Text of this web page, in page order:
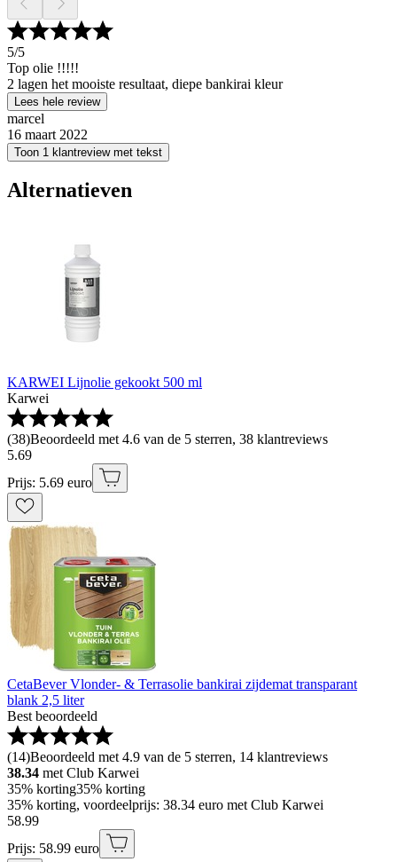
5/5
Top olie !!!!!
2 lagen het mooiste resultaat, diepe bankirai kleur
Lees hele review
marcel
16 maart 2022
Toon 1 klantreview met tekst
Alternatieven
KARWEI Lijnolie gekookt 500 ml
Karwei
(38)Beoordeeld met 4.6 van de 5 sterren, 38 klantreviews
5.69
Prijs: 5.69 euro
CetaBever Vlonder- & Terrasolie bankirai zijdemat transparant
blank 2,5 liter
Best beoordeeld
(14)Beoordeeld met 4.9 van de 5 sterren, 14 klantreviews
38.34 met Club Karwei
35% korting35% korting
35% korting, voordeelprijs: 38.34 euro met Club Karwei
58.99
Prijs: 58.99 euro